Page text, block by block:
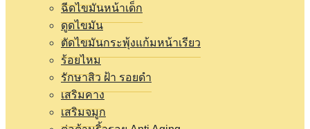
ฉีดไขมันหน้าเด็ก
ดูดไขมัน
ตัดไขมันกระพุ้งแก้มหน้าเรียว
ร้อยไหม
รักษาสิว ฝ้า รอยดำ
เสริมคาง
เสริมจมูก